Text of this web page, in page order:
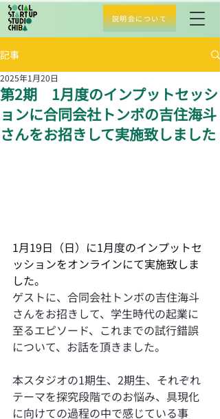
説明会について
記事
第2期 1月度のインプットセッシ
ョンに合同会社トンボの吉住海斗
さんをお招きして実施致しました
2025年1月20日
1月19日（日）に1月度のインプットセ
ッションをオンラインにて実施致しま
した。
ゲストに、合同会社トンボの吉住海斗
さんをお招きして、学生時代の起業に
至るエピソード、これまでの試行錯誤
について、お話を頂きました。
本スタジオの1期生、2期生、それぞれ
テーマを探究段階でのお悩み、具現化
に向けての過程の中で感じている事